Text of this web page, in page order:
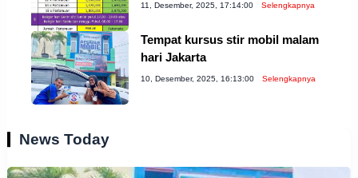
11, Desember, 2025, 17:14:00 Selengkapnya
Tempat kursus stir mobil malam
hari Jakarta
10, Desember, 2025, 16:13:00 Selengkapnya
News Today